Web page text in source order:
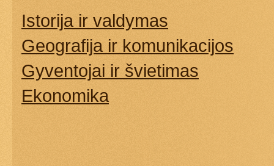
Istorija ir valdymas
Geografija ir komunikacijos
Gyventojai ir švietimas
Ekonomika